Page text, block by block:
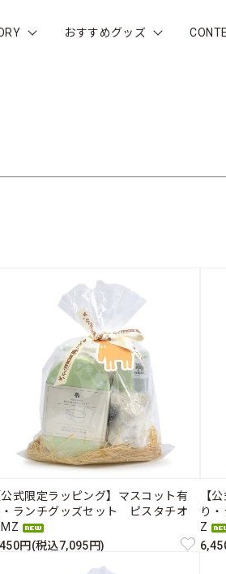
おすすめグッズ
公式限定ラッピング】マスコット有
・ランチグッズセット ピスタチオ
円(税込7,095円)
【
り
Z